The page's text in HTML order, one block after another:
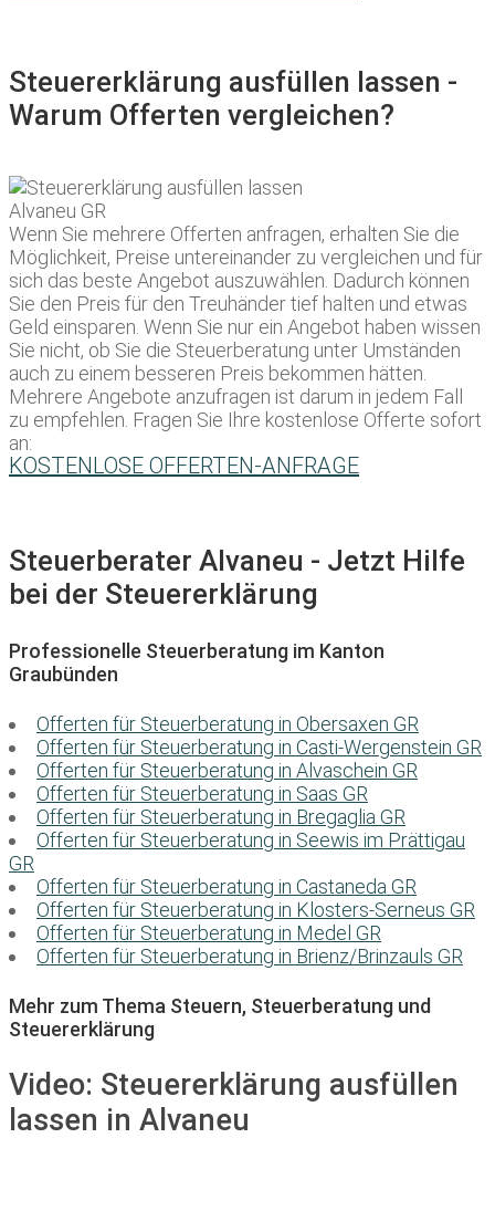
Steuererklärung ausfüllen lassen -
Warum Offerten vergleichen?
Wenn Sie mehrere Offerten anfragen, erhalten Sie die
Möglichkeit, Preise untereinander zu vergleichen und für
sich das beste Angebot auszuwählen. Dadurch können
Sie den Preis für den Treuhänder tief halten und etwas
Geld einsparen. Wenn Sie nur ein Angebot haben wissen
Sie nicht, ob Sie die Steuerberatung unter Umständen
auch zu einem besseren Preis bekommen hätten.
Mehrere Angebote anzufragen ist darum in jedem Fall
zu empfehlen. Fragen Sie Ihre kostenlose Offerte sofort
an:
KOSTENLOSE OFFERTEN-ANFRAGE
Steuerberater Alvaneu - Jetzt Hilfe
bei der Steuererklärung
Professionelle Steuerberatung im Kanton
Graubünden
Offerten für Steuerberatung in Obersaxen GR
Offerten für Steuerberatung in Casti-Wergenstein GR
Offerten für Steuerberatung in Alvaschein GR
Offerten für Steuerberatung in Saas GR
Offerten für Steuerberatung in Bregaglia GR
Offerten für Steuerberatung in Seewis im Prättigau
GR
Offerten für Steuerberatung in Castaneda GR
Offerten für Steuerberatung in Klosters-Serneus GR
Offerten für Steuerberatung in Medel GR
Offerten für Steuerberatung in Brienz/Brinzauls GR
Mehr zum Thema Steuern, Steuerberatung und
Steuererklärung
Video: Steuererklärung ausfüllen
lassen in Alvaneu